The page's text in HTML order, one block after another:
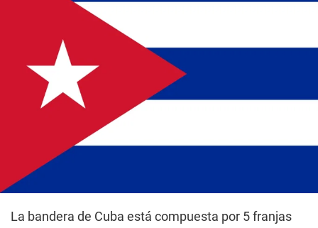
La bandera de Cuba está compuesta por 5 franjas